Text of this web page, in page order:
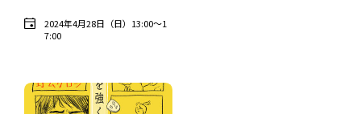
全ての記事ページ
2024年4月28日（日）13:00〜1
7:00